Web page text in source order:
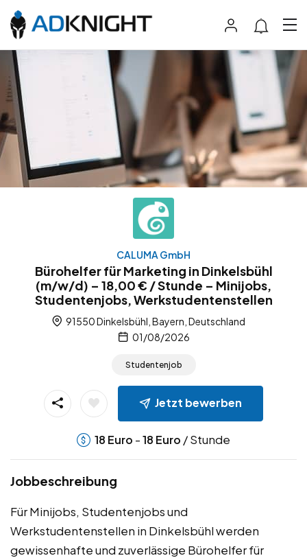
CALUMA GmbH
Bürohelfer für Marketing in Dinkelsbühl
(m/w/d) – 18,00 € / Stunde – Minijobs,
Studentenjobs, Werkstudentenstellen
91550 Dinkelsbühl, Bayern, Deutschland
01/08/2026
Studentenjob
Jetzt bewerben
18 Euro -18 Euro / Stunde
Jobbeschreibung
Für Minijobs, Studentenjobs und
Werkstudentenstellen in Dinkelsbühl werden
gewissenhafte und zuverlässige Bürohelfer für